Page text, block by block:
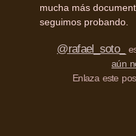
mucha más
seguimos probando.
@rafael_soto_
aún
Enlaza este